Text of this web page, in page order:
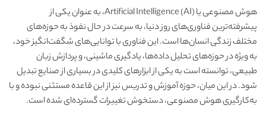
هوش مصنوعی یا Artificial Intelligence (AI)، به عنوان یکی از
پیشرفته‌ترین فناوری‌های روز دنیا، به سرعت در حال نفوذ به حوزه‌های
مختلف زندگی انسان‌ها است. این فناوری با توانایی‌های شگفت‌انگیز خود،
به ویژه در حوزه‌های تحلیل داده‌ها، یادگیری ماشینی، و پردازش زبان
طبیعی، توانسته است به یکی از ابزارهای کلیدی در بسیاری از صنایع تبدیل
شود. در این میان، حوزه آموزش و تدریس نیز از این قاعده مستثنی نبوده و با
به‌کارگیری هوش مصنوعی، دستخوش تغییرات گسترده‌ای شده است.